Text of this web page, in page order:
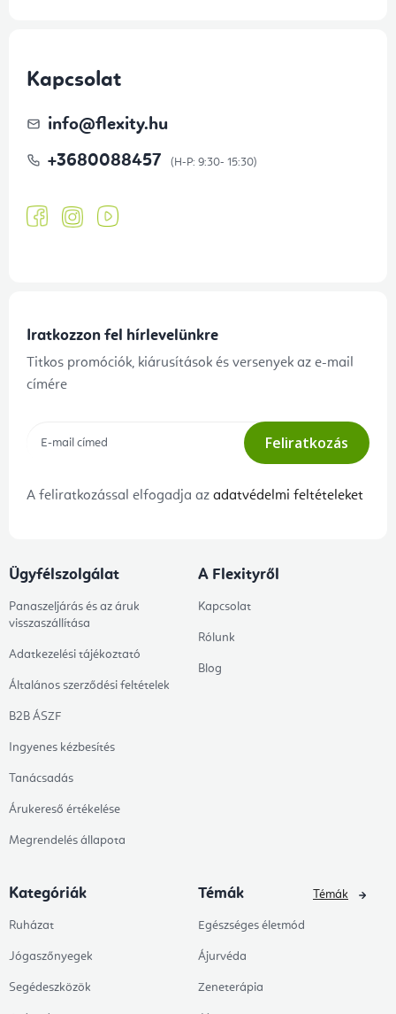
Kapcsolat
info@flexity.hu
+3680088457
Iratkozzon fel hírlevelünkre
Titkos promóciók, kiárusítások és versenyek az e-mail
címére
Feliratkozás
A feliratkozással elfogadja az adatvédelmi feltételeket
Ügyfélszolgálat
Panaszeljárás és az áruk
visszaszállítása
Adatkezelési tájékoztató
Általános szerződési feltételek
B2B ÁSZF
Ingyenes kézbesítés
Tanácsadás
Árukereső értékelése
Megrendelés állapota
A Flexityről
Kapcsolat
Rólunk
Blog
Kategóriák
Ruházat
Jógaszőnyegek
Segédeszközök
Témák
Egészséges életmód
Ájurvéda
Zeneterápia
Témák